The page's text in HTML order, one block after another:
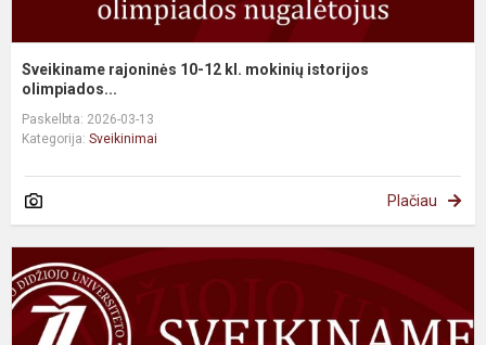
Sveikiname rajoninės 10-12 kl. mokinių istorijos
olimpiados...
Paskelbta: 2026-03-13
Kategorija: Sveikinimai
Plačiau